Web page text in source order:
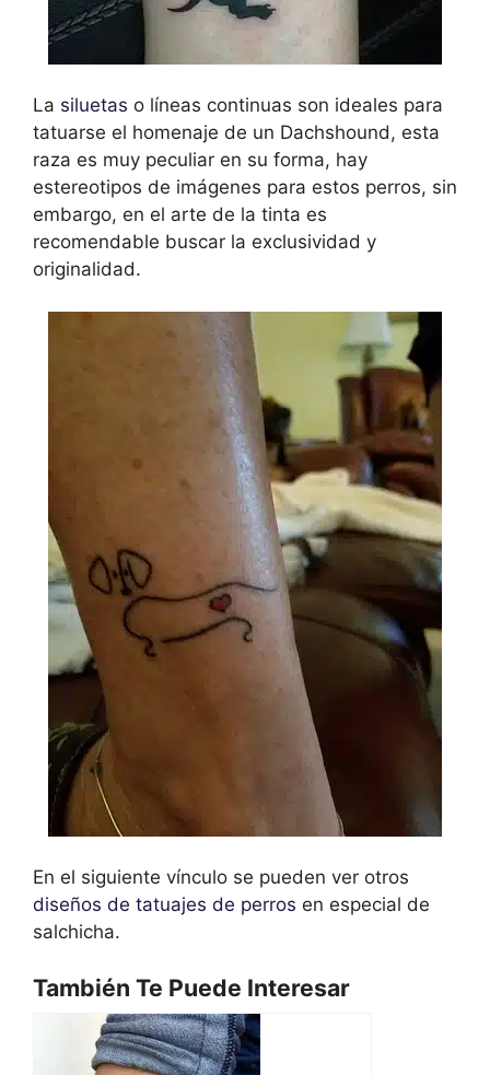
La siluetas o líneas continuas son ideales para
tatuarse el homenaje de un Dachshound, esta
raza es muy peculiar en su forma, hay
estereotipos de imágenes para estos perros, sin
embargo, en el arte de la tinta es
recomendable buscar la exclusividad y
originalidad.
En el siguiente vínculo se pueden ver otros
diseños de tatuajes de perros en especial de
salchicha.
También Te Puede Interesar